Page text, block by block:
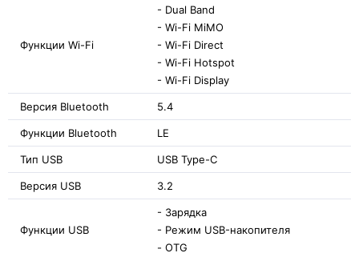
Функции Wi-Fi
- Dual Band
- Wi-Fi MiMO
- Wi-Fi Direct
- Wi-Fi Hotspot
- Wi-Fi Display
Версия Bluetooth 5.4
Функции Bluetooth LE
Тип USB USB Type-C
Версия USB 3.2
Функции USB
- Зарядка
- Режим USB-накопителя
- OTG